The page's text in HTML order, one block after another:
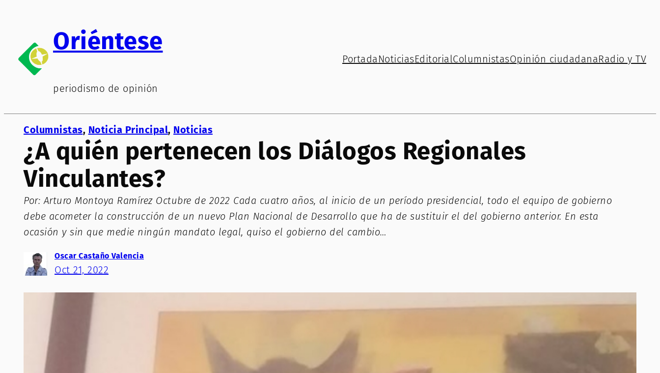
contenido
Oriéntese
periodismo de opinión
Portada NoticiasEditorialColumnistasOpinión ciudadanaRadio y TV
Columnistas, Noticia Principal, Noticias
¿A quién pertenecen los Diálogos Regionales
Vinculantes?
Por: Arturo Montoya Ramírez Octubre de 2022 Cada cuatro años, al inicio de un período presidencial, todo el equipo de gobierno
debe acometer la construcción de un nuevo Plan Nacional de Desarrollo que ha de sustituir el del gobierno anterior. En esta
ocasión y sin que medie ningún mandato legal, quiso el gobierno del cambio…
Oscar Castaño Valencia
Oct 21, 2022